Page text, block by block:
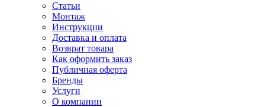
Статьи
Монтаж
Инструкции
Доставка и оплата
Возврат товара
Как оформить заказ
Публичная оферта
Бренды
Услуги
О компании